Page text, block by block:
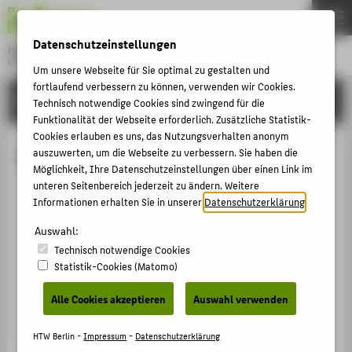
Hochschule für Technik und Wirtschaft Berlin
Menu
HOCHSCHULE
Simone Verena Syhre
+49 30 5019-3511
Simone.Syhre@HTW-Berlin.de
Campus Wilhelminenhof
Wilhelminenhofstraße 75A
12459Berlin
THEMEN
HOCHSCHULE
CAMPUS
STUDIUM
LEHRE
KARRIERE
INTERNATIONAL
INFORMATIONEN FÜR
Datenschutzeinstellungen
Um unsere Webseite für Sie optimal zu gestalten und
fortlaufend verbessern zu können, verwenden wir Cookies.
Technisch notwendige Cookies sind zwingend für die
Funktionalität der Webseite erforderlich. Zusätzliche Statistik-
Cookies erlauben es uns, das Nutzungsverhalten anonym
auszuwerten, um die Webseite zu verbessern. Sie haben die
Möglichkeit, Ihre Datenschutzeinstellungen über einen Link im
unteren Seitenbereich jederzeit zu ändern. Weitere
Informationen erhalten Sie in unsererDatenschutzerklärung
Auswahl:
Technisch notwendige Cookies
Statistik-Cookies (Matomo)
Alle Cookies akzeptieren Auswahl verwenden
HTW Berlin -Impressum- Datenschutzerklärung